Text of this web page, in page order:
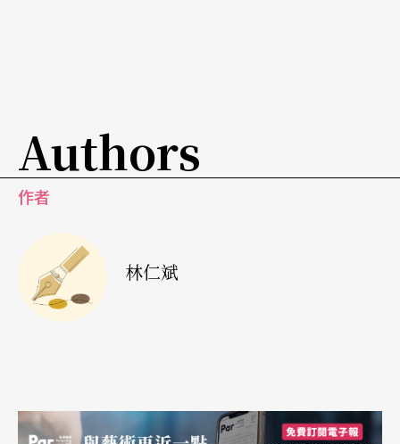
與鋼琴經典作品集II》作為前一張的唱片延續，頗有
曲目愈來愈齊全的味道，令人不禁期待貝札莉的下
一步！
Authors
作者
林仁斌